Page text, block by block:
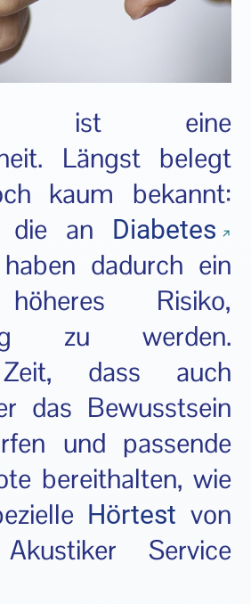
ist eine
Längst belegt
kaum bekannt:
die an
Diabetes
dadurch ein
Risiko,
zu werden.
dass auch
das Bewusstsein
und passende
bereithalten, wie
Hörtest von
Service